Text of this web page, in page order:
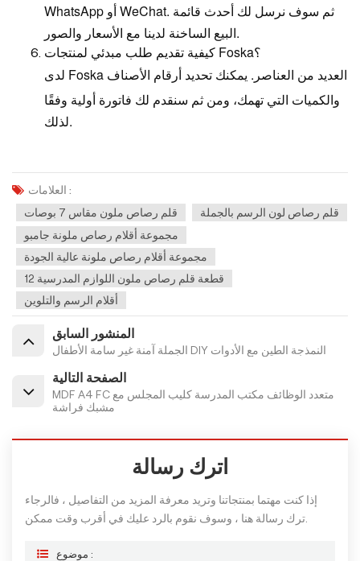
WhatsApp أو WeChat. ثم سوف نرسل لك أحدث قائمة
كيفية تقديم طلب مبدئي لمنتجات Foska؟
لدى Foska العديد من العناصر. يمكنك تحديد أرقام الأصناف
والكميات التي تهمك، ومن ثم سنقدم لك فاتورة أولية وفقًا
العلامات :
قلم رصاص ملون مقاس 7 بوصات
قلم رصاص لون الرسم بالجملة
مجموعة أقلام رصاص ملونة جامبو
مجموعة أقلام رصاص ملونة عالية الجودة
12 قطعة قلم رصاص ملون اللوازم المدرسية
أقلام الرسم والتلوين
المنشور السابق
الجملة آمنة غير سامة الأطفال DIY النمذجة الطين مع الأدوات
الصفحة التالية
MDF A4 FC متعدد الوظائف مكتب المدرسة كليب المجلس مع
مشبك فراشة
اترك رسالة
إذا كنت مهتما بمنتجاتنا وتريد معرفة المزيد من التفاصيل ، فالرجاء
موضوع :